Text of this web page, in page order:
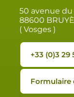
50 avenue
88600
( Vosges )
+33 (0)3 29
Formulaire